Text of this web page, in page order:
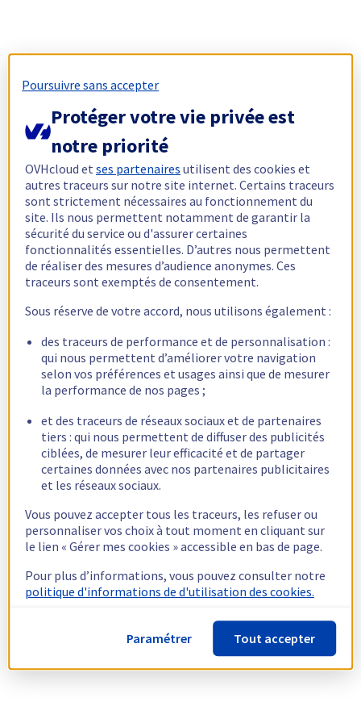
Poursuivre sans accepter
Protéger votre vie privée est
notre priorité
OVHcloud etses partenaires utilisent des cookies et
autres traceurs sur notre site internet. Certains traceurs
sont strictement nécessaires au fonctionnement du
site. Ils nous permettent notamment de garantir la
sécurité du service ou d'assurer certaines
fonctionnalités essentielles. D’autres nous permettent
de réaliser des mesures d’audience anonymes. Ces
traceurs sont exemptés de consentement.
Sous réserve de votre accord, nous utilisons également :
des traceurs de performance et de personnalisation :
qui nous permettent d’améliorer votre navigation
selon vos préférences et usages ainsi que de mesurer
la performance de nos pages ;
et des traceurs de réseaux sociaux et de partenaires
tiers : qui nous permettent de diffuser des publicités
ciblées, de mesurer leur efficacité et de partager
certaines données avec nos partenaires publicitaires
et les réseaux sociaux.
Vous pouvez accepter tous les traceurs, les refuser ou
personnaliser vos choix à tout moment en cliquant sur
le lien « Gérer mes cookies » accessible en bas de page.
Pour plus d’informations, vous pouvez consulter notre
politique d'informations de d'utilisation des cookies.
Paramétrer Tout accepter